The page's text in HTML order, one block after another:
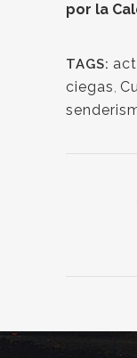
por la
TAGS:
ciegas,